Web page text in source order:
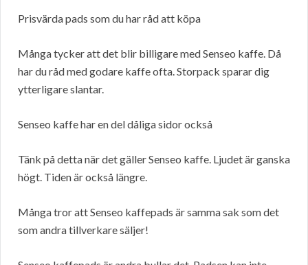
Prisvärda pads som du har råd att köpa
Många tycker att det blir billigare med Senseo kaffe. Då
har du råd med godare kaffe ofta. Storpack sparar dig
ytterligare slantar.
Senseo kaffe har en del dåliga sidor också
Tänk på detta när det gäller Senseo kaffe. Ljudet är ganska
högt. Tiden är också längre.
Många tror att Senseo kaffepads är samma sak som det
som andra tillverkare säljer!